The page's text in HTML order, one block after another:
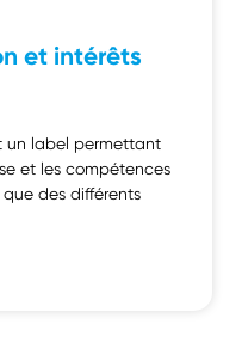
et intérêts
un label permettant
et les compétences
que des différents